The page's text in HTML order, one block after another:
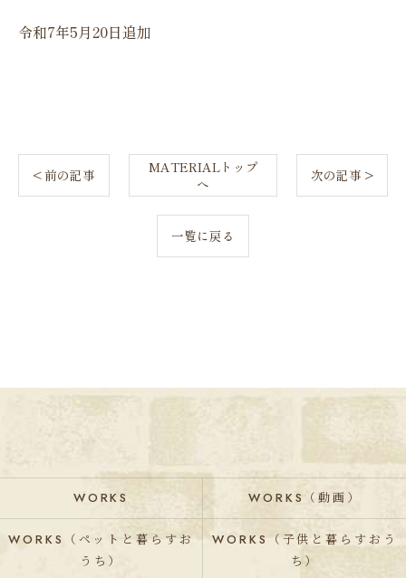
令和7年5月20日追加
< 前の記事
MATERIALトップ
へ
次の記事 >
一覧に戻る
WORKS WORKS（動画）
WORKS（ペットと暮らすお
うち）
WORKS（子供と暮らすおう
ち）